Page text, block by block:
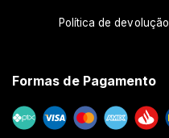
Política de devolução
Formas de Pagamento